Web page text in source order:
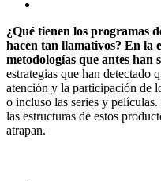
¿Qué tienen los programas
hacen tan llamativos? En la
metodologías que antes han
estrategias que han detectado
atención y la participación de
o incluso las series y películas.
las estructuras de estos
atrapan.